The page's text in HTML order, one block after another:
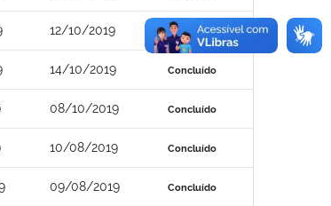
12/10/2019 Concluído
14/10/2019 Concluído
08/10/2019 Concluído
10/08/2019 Concluído
09/08/2019 Concluído